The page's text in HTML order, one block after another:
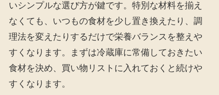
いシンプルな選び方が鍵です。特別な材料を揃え
なくても、いつもの食材を少し置き換えたり、調
理法を変えたりするだけで栄養バランスを整えや
すくなります。まずは冷蔵庫に常備しておきたい
食材を決め、買い物リストに入れておくと続けや
すくなります。